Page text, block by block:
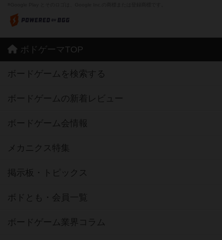
ボドゲーマTOP
ボードゲームを検索する
ボードゲームの新着レビュー
ボードゲーム会情報
メカニクス特集
掲示板・トピックス
ボドとも・会員一覧
ボードゲーム業界コラム